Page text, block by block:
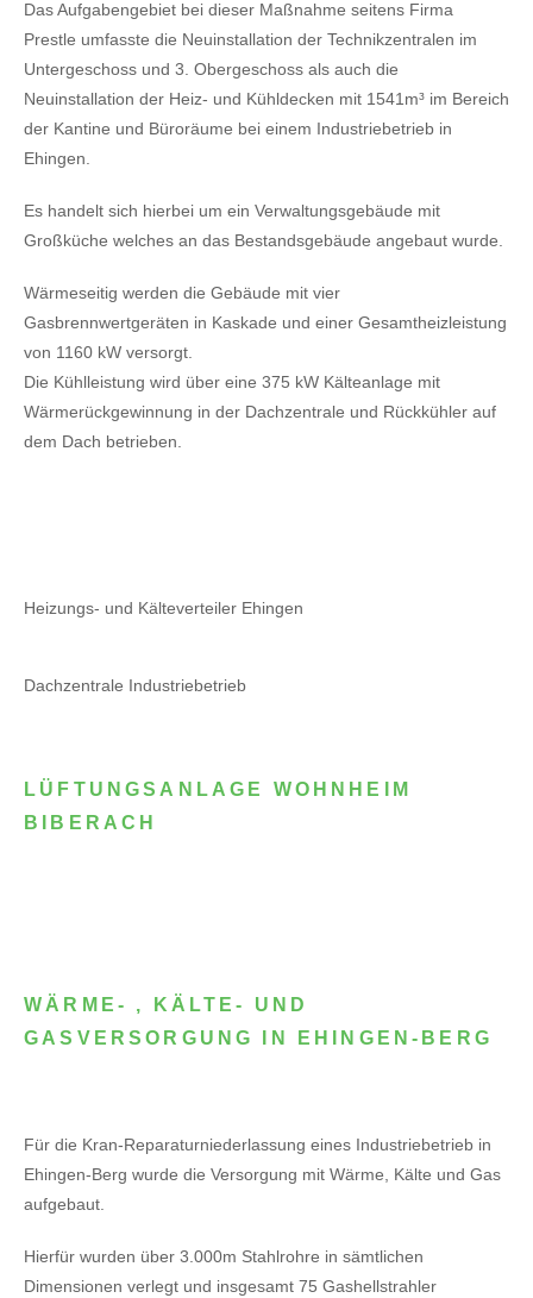
Das Aufgabengebiet bei dieser Maßnahme seitens Firma
Prestle umfasste die Neuinstallation der Technikzentralen im
Untergeschoss und 3. Obergeschoss als auch die
Neuinstallation der Heiz- und Kühldecken mit 1541m³ im Bereich
der Kantine und Büroräume bei einem Industriebetrieb in
Ehingen.
Es handelt sich hierbei um ein Verwaltungsgebäude mit
Großküche welches an das Bestandsgebäude angebaut wurde.
Wärmeseitig werden die Gebäude mit vier
Gasbrennwertgeräten in Kaskade und einer Gesamtheizleistung
von 1160 kW versorgt.
Die Kühlleistung wird über eine 375 kW Kälteanlage mit
Wärmerückgewinnung in der Dachzentrale und Rückkühler auf
dem Dach betrieben.
Heizungs- und Kälteverteiler Ehingen
Dachzentrale Industriebetrieb
LÜFTUNGSANLAGE WOHNHEIM
BIBERACH
WÄRME- , KÄLTE- UND
GASVERSORGUNG IN EHINGEN-BERG
Für die Kran-Reparaturniederlassung eines Industriebetrieb in
Ehingen-Berg wurde die Versorgung mit Wärme, Kälte und Gas
aufgebaut.
Hierfür wurden über 3.000m Stahlrohre in sämtlichen
Dimensionen verlegt und insgesamt 75 Gashellstrahler